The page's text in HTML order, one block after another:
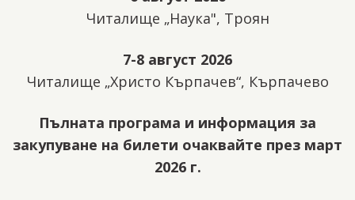
Читалище „Наука", Троян
7-8 август 2026
Читалище „Христо Кърпачев“, Кърпачево
Пълната програма и информация за
закупуване на билети очаквайте през март
2026 г.